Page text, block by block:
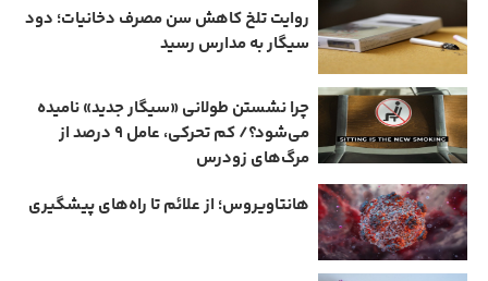
روایت تلخ کاهش سن مصرف دخانیات؛ دود
سیگار به مدارس رسید
چرا نشستن طولانی «سیگار جدید» نامیده
می‌شود؟/ کم‌ تحرکی، عامل ۹ درصد از
مرگ‌های زودرس
هانتاویروس؛ از علائم تا راه‌های پیشگیری